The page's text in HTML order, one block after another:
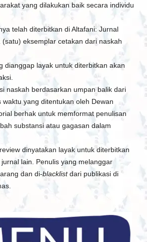
yang dilakukan baik secara individu
telah diterbitkan di Altafani: Jurnal
eksemplar cetakan dari naskah
dianggap layak untuk diterbitkan akan
naskah berdasarkan umpan balik dari
waktu yang ditentukan oleh Dewan
berhak untuk memformat penulisan
substansi atau gagasan dalam
dinyatakan layak untuk diterbitkan
lain. Penulis yang melanggar
dan di-blacklistdari publikasi di